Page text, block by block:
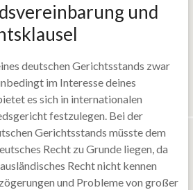
und
deutschen Gerichtsstands zwar
im Interesse deines
es sich in internationalen
festzulegen. Bei der
Gerichtsstands müsste dem
Recht zu Grunde liegen, da
Recht nicht kennen
und Probleme von großer